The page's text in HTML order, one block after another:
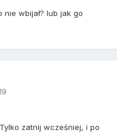
nie wbijał? lub jak go
zatnij wcześniej, i po